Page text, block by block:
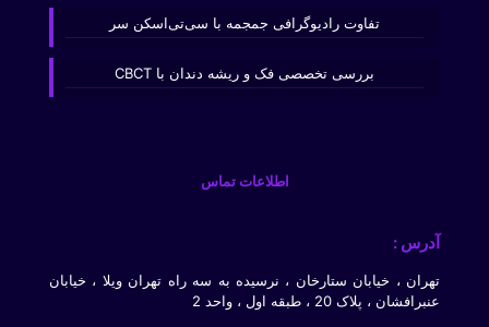
تفاوت رادیوگرافی جمجمه با سی‌تی‌اسکن سر
بررسی تخصصی فک و ریشه دندان با CBCT
اطلاعات تماس
آدرس :
تهران ، خیابان ستارخان ، نرسیده به سه راه تهران ویلا ، خیابان
عنبرافشان ، پلاک 20 ، طبقه اول ، واحد 2